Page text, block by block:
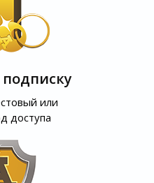
или
доступа